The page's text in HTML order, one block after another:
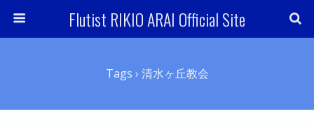
Flutist RIKIO ARAI Official Site
Tags › 清水ヶ丘教会